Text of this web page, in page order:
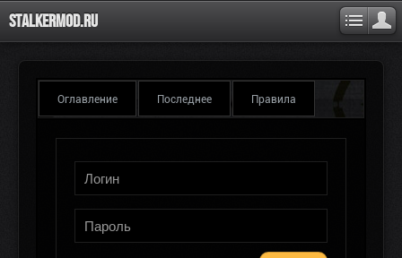
Stalkermod.ru
Оглавление Последнее Правила